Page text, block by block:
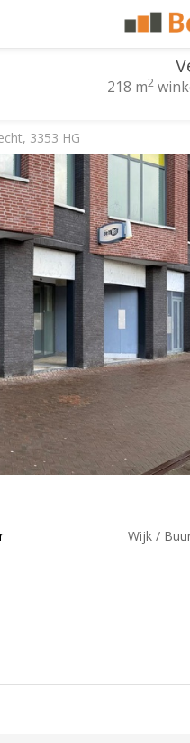
3353 HG
218 m2
Wijk /